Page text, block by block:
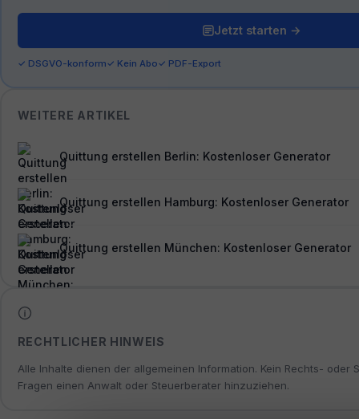
Jetzt starten →
✓ DSGVO-konform✓ Kein Abo✓ PDF-Export
WEITERE ARTIKEL
Quittung erstellen Berlin: Kostenloser Generator
Quittung erstellen Hamburg: Kostenloser Generator
Quittung erstellen München: Kostenloser Generator
RECHTLICHER HINWEIS
Alle Inhalte dienen der allgemeinen Information. Kein Rechts- oder
Fragen einen Anwalt oder Steuerberater hinzuziehen.